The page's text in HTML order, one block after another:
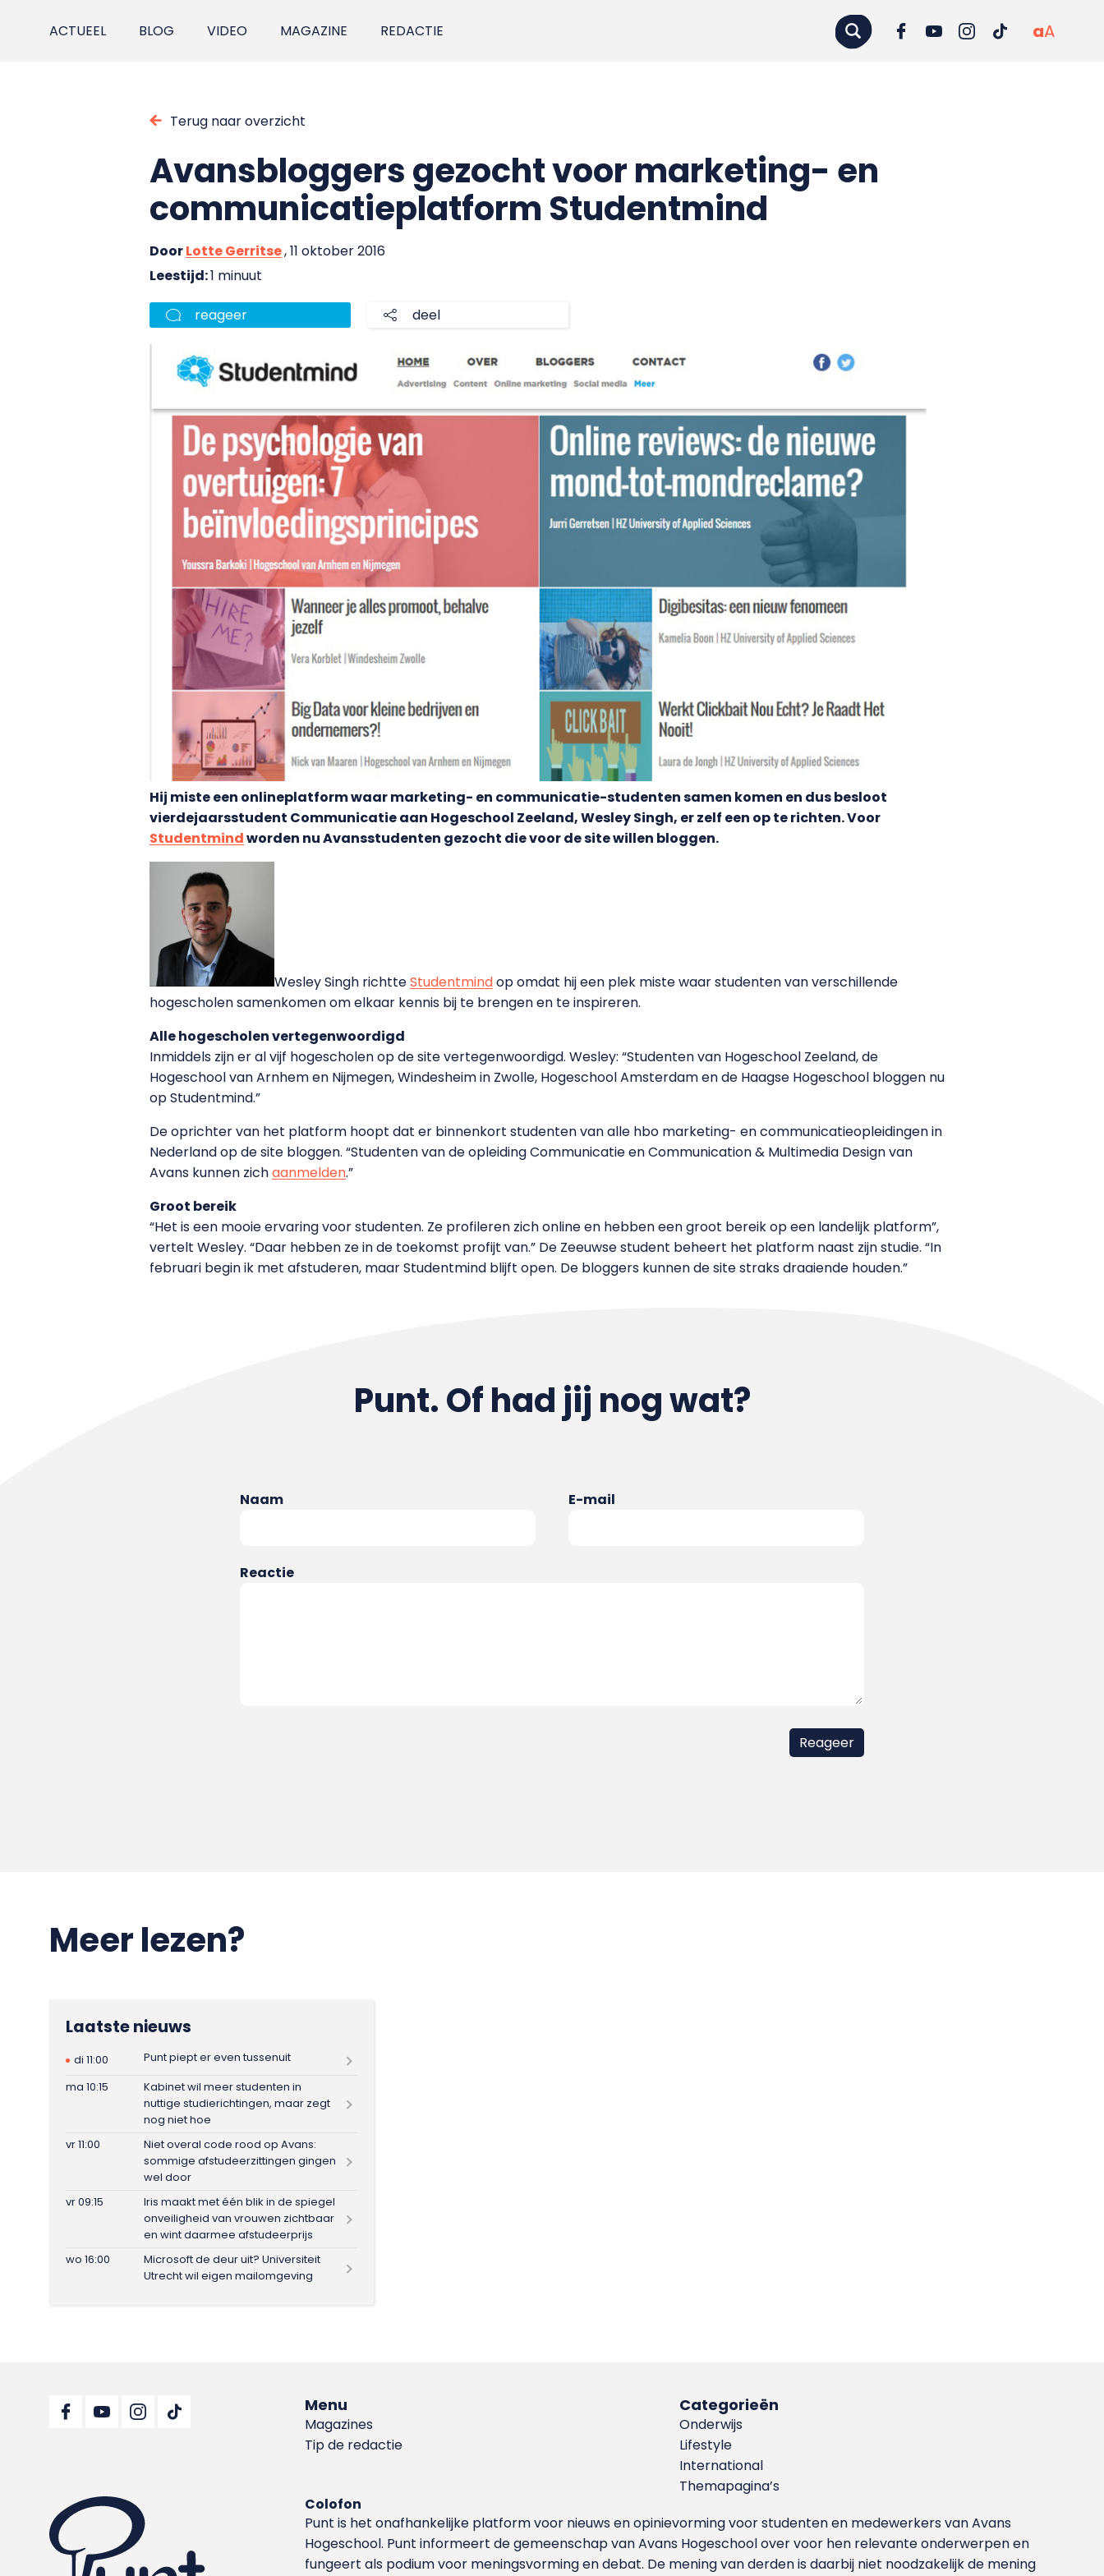
ACTUEEL BLOG VIDEO MAGAZINE REDACTIE aA
Terug naar overzicht
Avansbloggers gezocht voor marketing- en
communicatieplatform Studentmind
DoorLotte Gerritse, 11 oktober 2016
Leestijd:1 minuut
reageer deel
Hij miste een onlineplatform waar marketing- en communicatie-studenten samen komen en dus besloot
vierdejaarsstudent Communicatie aan Hogeschool Zeeland, Wesley Singh, er zelf een op te richten. Voor
Studentmindworden nu Avansstudenten gezocht die voor de site willen bloggen.
Wesley Singh richtteStudentmindop omdat hij een plek miste waar studenten van verschillende
hogescholen samenkomen om elkaar kennis bij te brengen en te inspireren.
Alle hogescholen vertegenwoordigd
Inmiddels zijn er al vijf hogescholen op de site vertegenwoordigd. Wesley: “Studenten van Hogeschool Zeeland, de
Hogeschool van Arnhem en Nijmegen, Windesheim in Zwolle, Hogeschool Amsterdam en de Haagse Hogeschool bloggen nu
op Studentmind.”
De oprichter van het platform hoopt dat er binnenkort studenten van alle hbo marketing- en communicatieopleidingen in
Nederland op de site bloggen. “Studenten van de opleiding Communicatie en Communication & Multimedia Design van
Avans kunnen zichaanmelden.”
Groot bereik
“Het is een mooie ervaring voor studenten. Ze profileren zich online en hebben een groot bereik op een landelijk platform”,
vertelt Wesley. “Daar hebben ze in de toekomst profijt van.” De Zeeuwse student beheert het platform naast zijn studie. “In
februari begin ik met afstuderen, maar Studentmind blijft open. De bloggers kunnen de site straks draaiende houden.”
Punt. Of had jij nog wat?
Naam E-mail
Reactie
Meer lezen?
Laatste nieuws
di 11:00
Punt piept er even tussenuit
ma 10:15
Kabinet wil meer studenten in
nuttige studierichtingen, maar zegt
nog niet hoe
vr 11:00
Niet overal code rood op Avans:
sommige afstudeerzittingen gingen
wel door
vr 09:15
Iris maakt met één blik in de spiegel
onveiligheid van vrouwen zichtbaar
en wint daarmee afstudeerprijs
wo 16:00
Microsoft de deur uit? Universiteit
Utrecht wil eigen mailomgeving
Menu
Magazines
Tip de redactie
Categorieën
Onderwijs
Lifestyle
International
Themapagina’s
Colofon
Punt is het onafhankelijke platform voor nieuws en opinievorming voor studenten en medewerkers van Avans
Hoge­school. Punt informeert de gemeenschap van Avans Hogeschool over voor hen relevante onderwerpen en
fungeert als podium voor meningsvorming en debat. De mening van derden is daarbij niet noodzakelijk de mening